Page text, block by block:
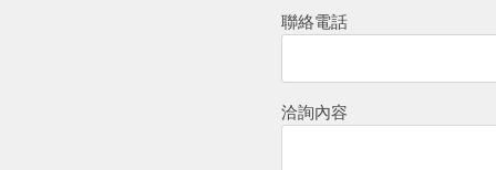
聯絡電話
洽詢內容